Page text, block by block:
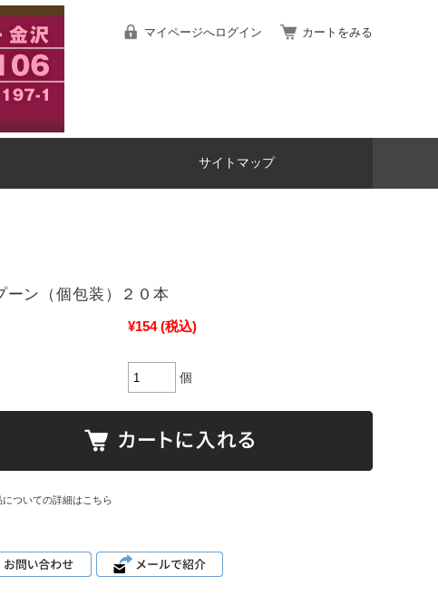
マイページへログイン カートをみる
サイトマップ
ーン（個包装）２０本
¥154 (税込)
個
についての詳細はこちら